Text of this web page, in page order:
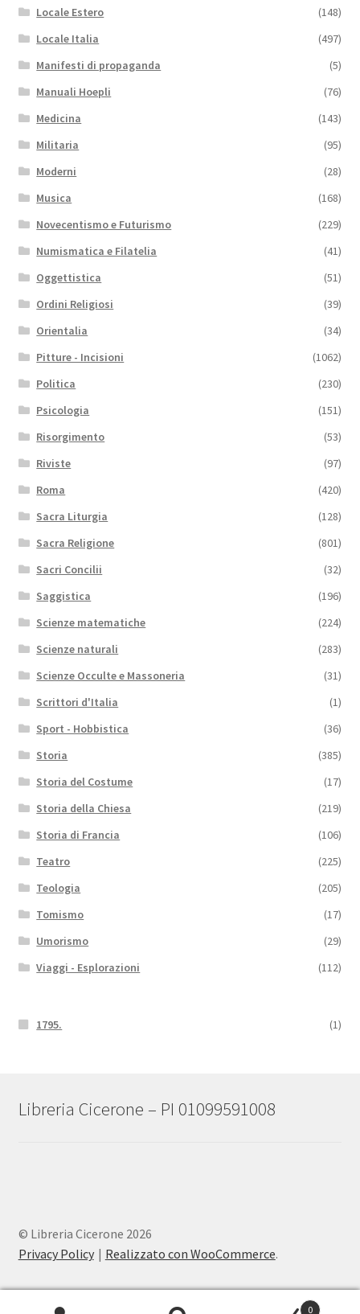
Locale Estero
(148)
Locale Italia
(497)
Manifesti di propaganda
(5)
Manuali Hoepli
(76)
Medicina
(143)
Militaria
(95)
Moderni
(28)
Musica
(168)
Novecentismo e Futurismo
(229)
Numismatica e Filatelia
(41)
Oggettistica
(51)
Ordini Religiosi
(39)
Orientalia
(34)
Pitture - Incisioni
(1062)
Politica
(230)
Psicologia
(151)
Risorgimento
(53)
Riviste
(97)
Roma
(420)
Sacra Liturgia
(128)
Sacra Religione
(801)
Sacri Concilii
(32)
Saggistica
(196)
Scienze matematiche
(224)
Scienze naturali
(283)
Scienze Occulte e Massoneria
(31)
Scrittori d'Italia
(1)
Sport - Hobbistica
(36)
Storia
(385)
Storia del Costume
(17)
Storia della Chiesa
(219)
Storia di Francia
(106)
Teatro
(225)
Teologia
(205)
Tomismo
(17)
Umorismo
(29)
Viaggi - Esplorazioni
(112)
1795. (1)
Libreria Cicerone – PI 01099591008
© Libreria Cicerone 2026
Privacy Policy
Realizzato con WooCommerce.
0